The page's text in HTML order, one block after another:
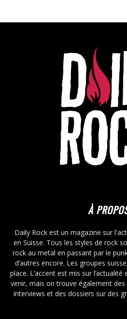
À
Daily Rock est un magazine sur
en Suisse. Tous les styles de rock
rock au metal en passant par le
d’autres encore. Les groupes
place. L’accent est mis sur l’actualité
venir, mais on trouve également des
interviews et des dossiers sur des